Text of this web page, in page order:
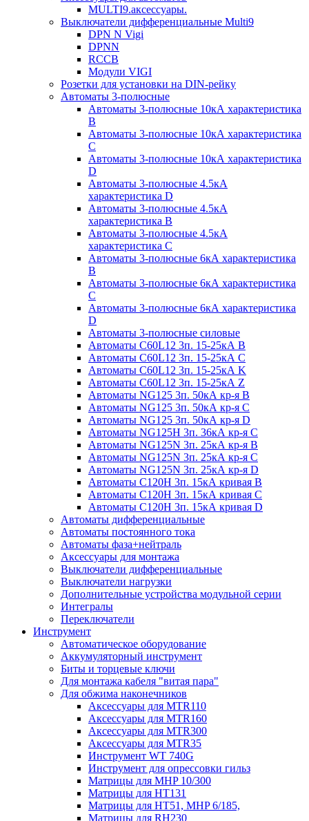
MULTI9.аксессуары.
Выключатели дифференциальные Multi9
DPN N Vigi
DPNN
RCCB
Модули VIGI
Розетки для установки на DIN-рейку
Автоматы 3-полюсные
Автоматы 3-полюсные 10кА характеристика
B
Автоматы 3-полюсные 10кА характеристика
C
Автоматы 3-полюсные 10кА характеристика
D
Автоматы 3-полюсные 4.5кА
характеристика D
Автоматы 3-полюсные 4.5кА
характеристика В
Автоматы 3-полюсные 4.5кА
характеристика С
Автоматы 3-полюсные 6кА характеристика
B
Автоматы 3-полюсные 6кА характеристика
C
Автоматы 3-полюсные 6кА характеристика
D
Автоматы 3-полюсные силовые
Автоматы C60L12 3п. 15-25кА B
Автоматы C60L12 3п. 15-25кА C
Автоматы C60L12 3п. 15-25кА K
Автоматы C60L12 3п. 15-25кА Z
Автоматы NG125 3п. 50кА кр-я B
Автоматы NG125 3п. 50кА кр-я C
Автоматы NG125 3п. 50кА кр-я D
Автоматы NG125H 3п. 36кА кр-я C
Автоматы NG125N 3п. 25кА кр-я B
Автоматы NG125N 3п. 25кА кр-я C
Автоматы NG125N 3п. 25кА кр-я D
Автоматы С120Н 3п. 15кА кривая B
Автоматы С120Н 3п. 15кА кривая C
Автоматы С120Н 3п. 15кА кривая D
Автоматы дифференциальные
Автоматы постоянного тока
Автоматы фаза+нейтраль
Аксессуары для монтажа
Выключатели дифференциальные
Выключатели нагрузки
Дополнительные устройства модульной серии
Интегралы
Переключатели
Инструмент
Автоматическое оборудование
Аккумуляторный инструмент
Биты и торцевые ключи
Для монтажа кабеля "витая пара"
Для обжима наконечников
Аксессуары для MTR110
Аксессуары для MTR160
Аксессуары для MTR300
Аксессуары для MTR35
Инструмент WT 740G
Инструмент для опрессовки гильз
Матрицы для MHP 10/300
Матрицы для НТ131
Матрицы для НТ51, MHP 6/185,
Матрицы для RH230